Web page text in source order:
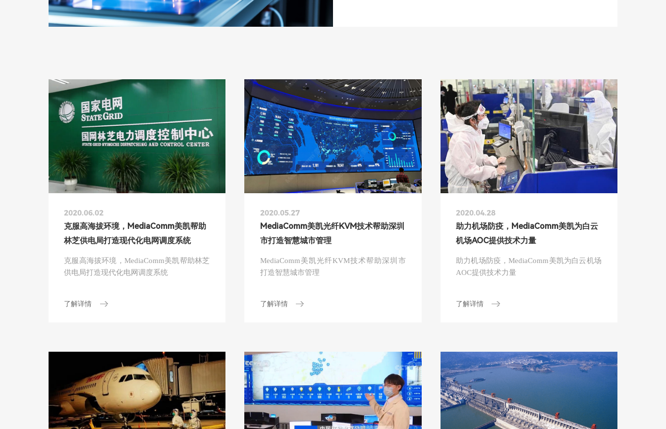
2020.06.02
克服高海拔环境，MediaComm美凯帮助
林芝供电局打造现代化电网调度系统
克服高海拔环境，MediaComm美凯帮助林芝
供电局打造现代化电网调度系统
了解详情
2020.05.27
MediaComm美凯光纤KVM技术帮助深圳
市打造智慧城市管理
MediaComm美凯光纤KVM技术帮助深圳市
打造智慧城市管理
了解详情
2020.04.28
助力机场防疫，MediaComm美凯为白云
机场AOC提供技术力量
助力机场防疫，MediaComm美凯为白云机场
AOC提供技术力量
了解详情